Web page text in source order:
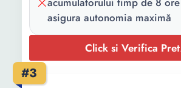
Autonomie:
24 h
Culoare:
pachet:
Manual de
asigura autonomia maximă
Click si Verifica Pret
#3